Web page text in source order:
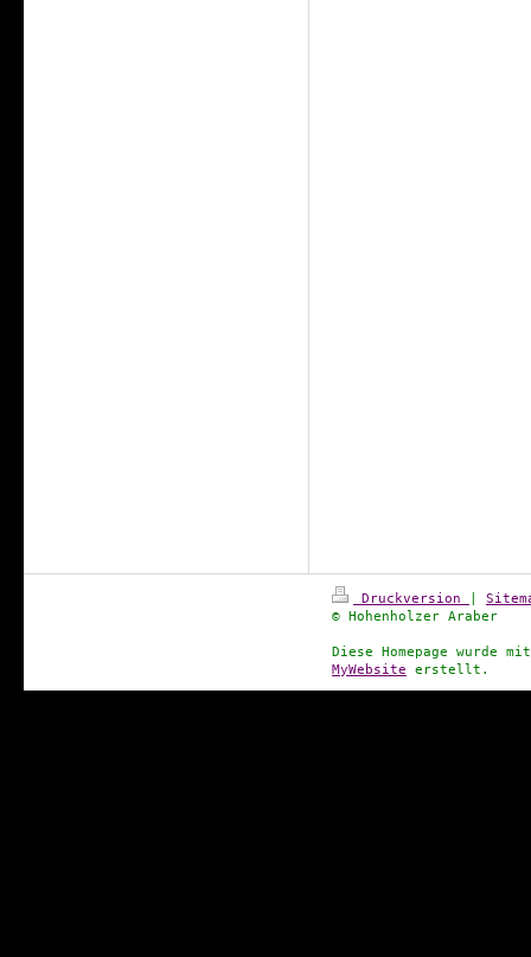
Druckversion
© Hohenholzer Araber
Diese Homepage wurde
MyWebsite erstellt.